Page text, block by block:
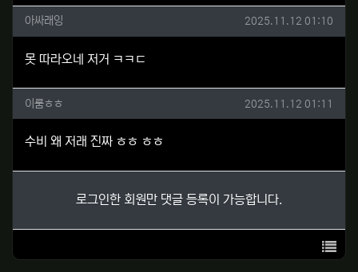
아싸래잉님의 댓글
아싸래잉 작성일
2025.11.12 01:10
못 따라오네 저거 ㅋㅋㄷ
이룸ㅎㅎ님의 댓글
이룸ㅎㅎ 작성일
2025.11.12 01:11
수비 왜 저래 진짜 ㅎㅎ ㅎㅎ
로그인한 회원만 댓글 등록이 가능합니다.
목록